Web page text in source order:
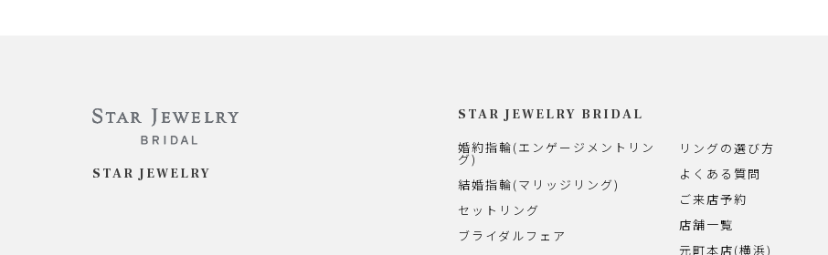
STAR JEWELRY
STAR JEWELRY BRIDAL
婚約指輪(エンゲージメントリン
グ)
結婚指輪(マリッジリング)
セットリング
ブライダルフェア
リングの選び方
よくある質問
ご来店予約
店舗一覧
元町本店(横浜)